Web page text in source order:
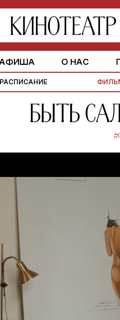
РАСПИСАНИЕ
О НАС
ЗАЛЫ
Быть